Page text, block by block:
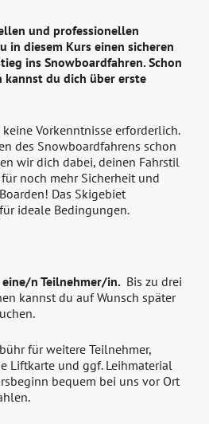
und professionellen
in diesem Kurs einen sicheren
ins Snowboardfahren. Schon
kannst du dich über erste
Vorkenntnisse erforderlich.
des Snowboardfahrens schon
wir dich dabei, deinen Fahrstil
noch mehr Sicherheit und
Das Skigebiet
ideale Bedingungen.
n Teilnehmer/in. Bis zu drei
kannst du auf Wunsch später
für weitere Teilnehmer,
Liftkarte und ggf. Leihmaterial
bequem bei uns vor Ort